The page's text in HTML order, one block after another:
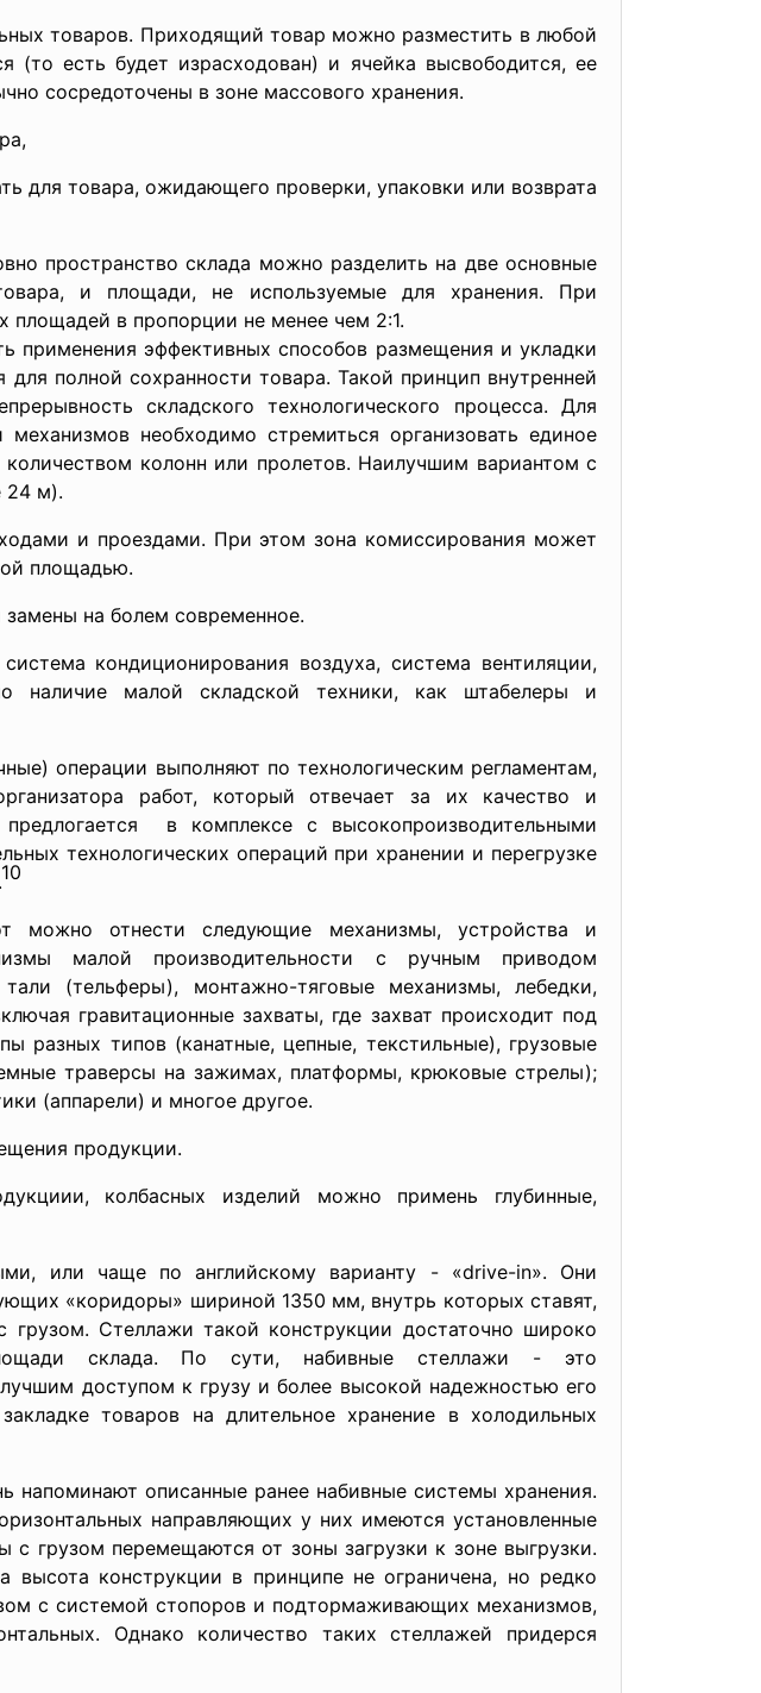
товаров. Приходящий товар можно разместить в любой
есть будет израсходован) и ячейка высвободится, ее
сосредоточены в зоне массового хранения.
для товара, ожидающего проверки, упаковки или возврата
пространство склада можно разделить на две основные
и площади, не используемые для хранения. При
площадей в пропорции не менее чем 2:1.
применения эффективных способов размещения и укладки
полной сохранности товара. Такой принцип внутренней
складского технологического процесса. Для
необходимо стремиться организовать единое
колонн или пролетов. Наилучшим вариантом с
24 м).
и проездами. При этом зона комиссирования может
площадью.
на болем современное.
кондиционирования воздуха, система вентиляции,
наличие малой складской техники, как штабелеры и
операции выполняют по технологическим регламентам,
работ, который отвечает за их качество и
в комплексе с высокопроизводительными
технологических операций при хранении и перегрузке
10
можно отнести следующие механизмы, устройства и
малой производительности с ручным приводом
(тельферы), монтажно-тяговые механизмы, лебедки,
гравитационные захваты, где захват происходит под
разных типов (канатные, цепные, текстильные), грузовые
траверсы на зажимах, платформы, крюковые стрелы);
(аппарели) и многое другое.
продукции.
колбасных изделий можно примень глубинные,
или чаще по английскому варианту - «drive-in». Они
«коридоры» шириной 1350 мм, внутрь которых ставят,
Стеллажи такой конструкции достаточно широко
склада. По сути, набивные стеллажи - это
доступом к грузу и более высокой надежностью его
товаров на длительное хранение в холодильных
напоминают описанные ранее набивные системы хранения.
направляющих у них имеются установленные
грузом перемещаются от зоны загрузки к зоне выгрузки.
конструкции в принципе не ограничена, но редко
с системой стопоров и подтормаживающих механизмов,
Однако количество таких стеллажей придерся